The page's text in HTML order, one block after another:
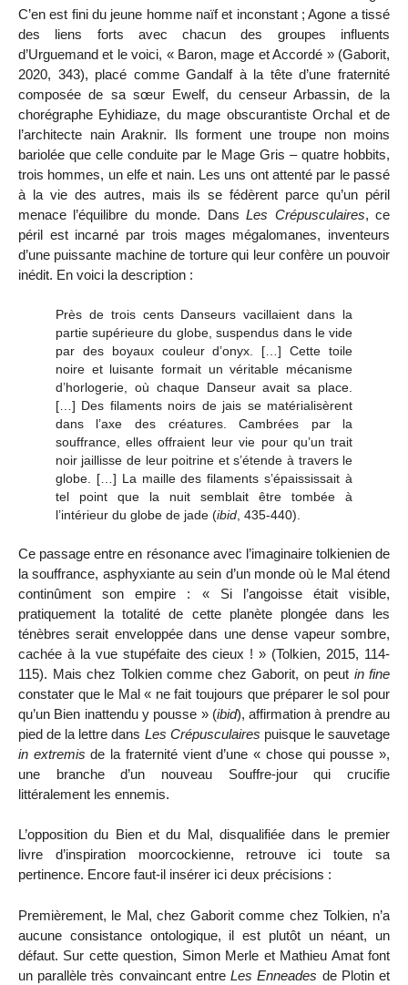
C’en est fini du jeune homme naïf et inconstant ; Agone a tissé
des liens forts avec chacun des groupes influents
d’Urguemand et le voici, « Baron, mage et Accordé » (Gaborit,
2020, 343), placé comme Gandalf à la tête d’une fraternité
composée de sa sœur Ewelf, du censeur Arbassin, de la
chorégraphe Eyhidiaze, du mage obscurantiste Orchal et de
l’architecte nain Araknir. Ils forment une troupe non moins
bariolée que celle conduite par le Mage Gris – quatre hobbits,
trois hommes, un elfe et nain. Les uns ont attenté par le passé
à la vie des autres, mais ils se fédèrent parce qu’un péril
menace l’équilibre du monde. DansLes Crépusculaires, ce
péril est incarné par trois mages mégalomanes, inventeurs
d’une puissante machine de torture qui leur confère un pouvoir
inédit. En voici la description :
Près de trois cents Danseurs vacillaient dans la
partie supérieure du globe, suspendus dans le vide
par des boyaux couleur d’onyx. […] Cette toile
noire et luisante formait un véritable mécanisme
d’horlogerie, où chaque Danseur avait sa place.
[…] Des filaments noirs de jais se matérialisèrent
dans l’axe des créatures. Cambrées par la
souffrance, elles offraient leur vie pour qu’un trait
noir jaillisse de leur poitrine et s’étende à travers le
globe. […] La maille des filaments s’épaississait à
tel point que la nuit semblait être tombée à
l’intérieur du globe de jade (ibid, 435-440).
Ce passage entre en résonance avec l’imaginaire tolkienien de
la souffrance, asphyxiante au sein d’un monde où le Mal étend
continûment son empire : « Si l’angoisse était visible,
pratiquement la totalité de cette planète plongée dans les
ténèbres serait enveloppée dans une dense vapeur sombre,
cachée à la vue stupéfaite des cieux ! » (Tolkien, 2015, 114-
115). Mais chez Tolkien comme chez Gaborit, on peut in fine
constater que le Mal « ne fait toujours que préparer le sol pour
qu’un Bien inattendu y pousse » (ibid), affirmation à prendre au
pied de la lettre dans Les Crépusculaires puisque le sauvetage
in extremis de la fraternité vient d’une « chose qui pousse »,
une branche d’un nouveau Souffre-jour qui crucifie
littéralement les ennemis.
L’opposition du Bien et du Mal, disqualifiée dans le premier
livre d’inspiration moorcockienne, retrouve ici toute sa
pertinence. Encore faut-il insérer ici deux précisions :
Premièrement, le Mal, chez Gaborit comme chez Tolkien, n’a
aucune consistance ontologique, il est plutôt un néant, un
défaut. Sur cette question, Simon Merle et Mathieu Amat font
un parallèle très convaincant entreLes Enneades de Plotin et